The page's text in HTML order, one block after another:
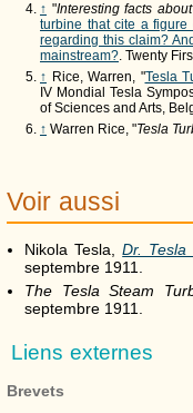
↑ "Interesting facts
turbine that cite a figure
regarding this claim?
mainstream?. Twenty
↑ Rice, Warren, "Tesla
IV Mondial Tesla
of Sciences and Arts,
↑ Warren Rice, "Tesla
Voir aussi
Nikola Tesla,Dr. Tesla
septembre 1911.
The Tesla Steam
septembre 1911.
Liens externes
Brevets